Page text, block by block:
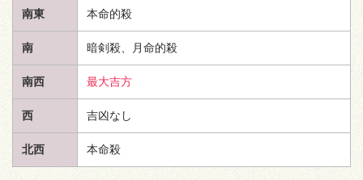
南東 本命的殺
南 暗剣殺、月命的殺
南西 最大吉方
西 吉凶なし
北西 本命殺